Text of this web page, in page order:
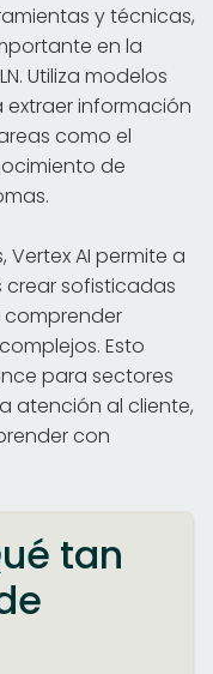
y técnicas,
en la
Utiliza modelos
información
como el
de
AI permite a
crear sofisticadas
comprender
Esto
para sectores
atención al cliente,
con
tan